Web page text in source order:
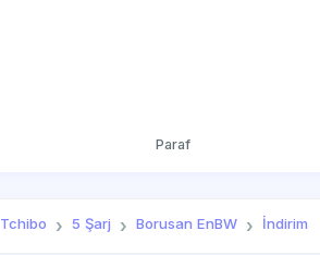
Paraf
Tchibo 5 Şarj Borusan EnBW İndirim